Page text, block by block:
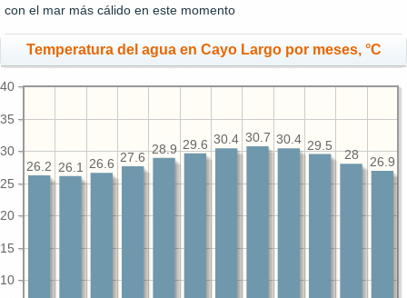
con el mar más cálido en este momento
Temperatura del agua en Cayo Largo por meses, °C
10
15
20
25
30
35
40
26.9
28
29.5
30.4
30.7
30.4
29.6
28.9
27.6
26.6
26.1
26.2